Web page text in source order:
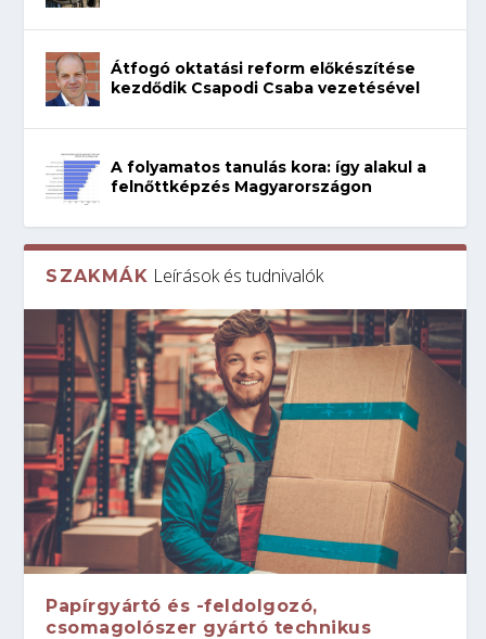
Átfogó oktatási reform előkészítése
kezdődik Csapodi Csaba vezetésével
A folyamatos tanulás kora: így alakul a
felnőttképzés Magyarországon
SZAKMÁK Leírások és tudnivalók
Papírgyártó és -feldolgozó,
csomagolószer gyártó technikus